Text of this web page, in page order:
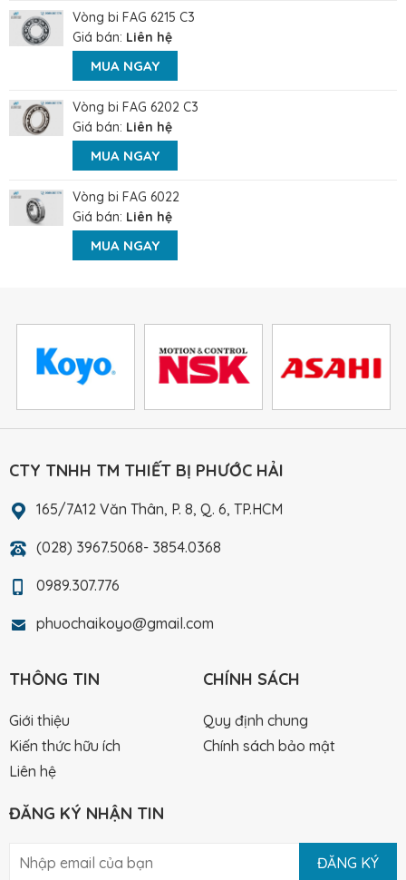
Vòng bi FAG 6215 C3
Giá bán: Liên hệ
MUA NGAY
Vòng bi FAG 6202 C3
Giá bán: Liên hệ
MUA NGAY
Vòng bi FAG 6022
Giá bán: Liên hệ
MUA NGAY
CTY TNHH TM THIẾT BỊ PHƯỚC HẢI
165/7A12 Văn Thân, P. 8, Q. 6, TP.HCM
(028) 3967.5068- 3854.0368
0989.307.776
phuochaikoyo@gmail.com
THÔNG TIN
Giới thiệu
Kiến thức hữu ích
Liên hệ
CHÍNH SÁCH
Quy định chung
Chính sách bảo mật
ĐĂNG KÝ NHẬN TIN
ĐĂNG KÝ